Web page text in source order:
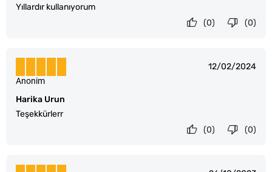
Yıllardır kullanıyorum
(0)
(0)
12/02/2024
Harika Urun
Teşekkürlerr
Anonim
(0)
(0)